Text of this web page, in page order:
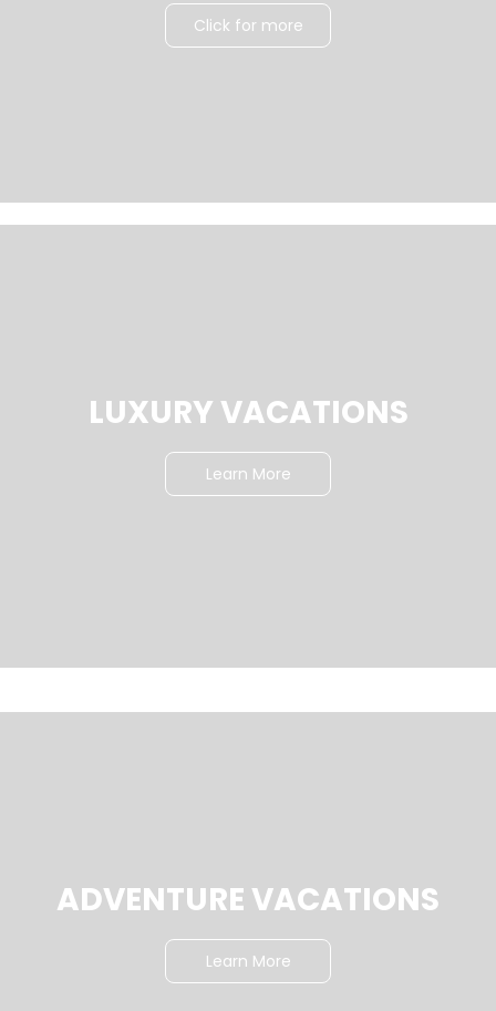
Click for more
LUXURY VACATIONS
Learn More
ADVENTURE VACATIONS
Learn More